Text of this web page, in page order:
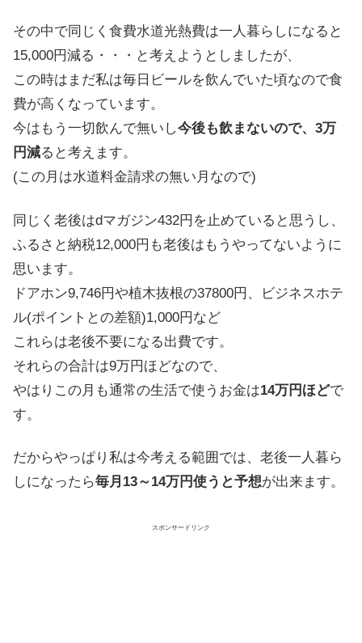
その中で同じく食費水道光熱費は一人暮らしになると
15,000円減る・・・と考えようとしましたが、
この時はまだ私は毎日ビールを飲んでいた頃なので食
費が高くなっています。
今はもう一切飲んで無いし今後も飲まないので、3万
円減ると考えます。
(この月は水道料金請求の無い月なので)
同じく老後はdマガジン432円を止めていると思うし、
ふるさと納税12,000円も老後はもうやってないように
思います。
ドアホン9,746円や植木抜根の37800円、ビジネスホテ
ル(ポイントとの差額)1,000円など
これらは老後不要になる出費です。
それらの合計は9万円ほどなので、
やはりこの月も通常の生活で使うお金は14万円ほどで
す。
だからやっぱり私は今考える範囲では、老後一人暮ら
しになったら毎月13～14万円使うと予想が出来ます。
スポンサードリンク